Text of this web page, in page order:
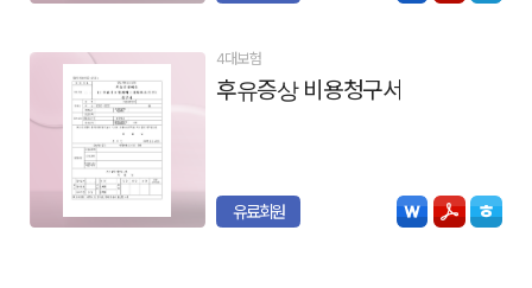
4대보험
후유증상 비용청구서
유료회원